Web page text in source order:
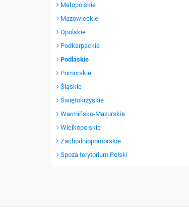
Małopolskie
Mazowieckie
Opolskie
Podkarpackie
Podlaskie
Pomorskie
Śląskie
Świętokrzyskie
Warmińsko-Mazurskie
Wielkopolskie
Zachodniopomorskie
Spoza terytorium Polski